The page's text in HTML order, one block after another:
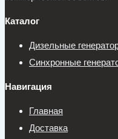
Каталог
Дизельные
Синхронные
Навигация
Главная
Доставка